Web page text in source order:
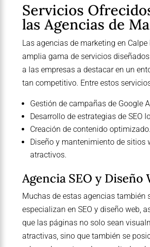
Servicios
las Agencias de
Las agencias de marketing en
amplia gama de servicios
a las empresas a destacar en un
tan competitivo. Entre estos
Gestión de campañas de Google
Desarrollo de estrategias de SEO
Creación de contenido optimizado.
Diseño y mantenimiento de sitios
atractivos.
Agencia SEO y Diseño
Muchas de estas agencias también
especializan en SEO y diseño web,
que las páginas no solo sean
atractivas, sino que también se